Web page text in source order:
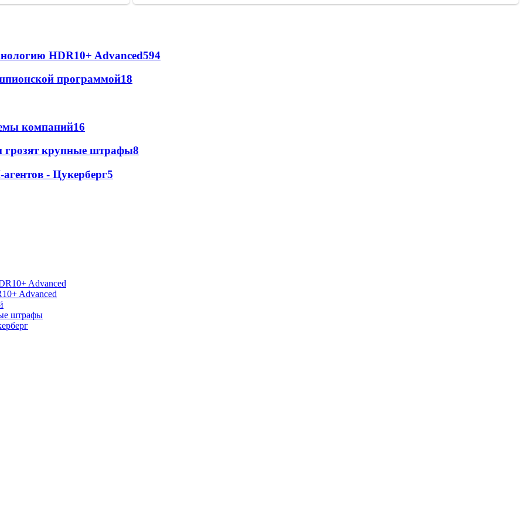
HDR10+ Advanced594
программой18
компаний16
грозят крупные штрафы8
- Цукерберг5
Advanced
штрафы